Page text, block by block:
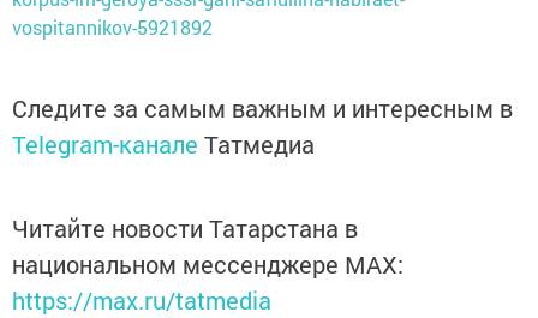
vospitannikov-5921892
Следите за самым важным и интересным в
Telegram-канале Татмедиа
Читайте новости Татарстана в
национальном мессенджере MАХ:
https://max.ru/tatmedia